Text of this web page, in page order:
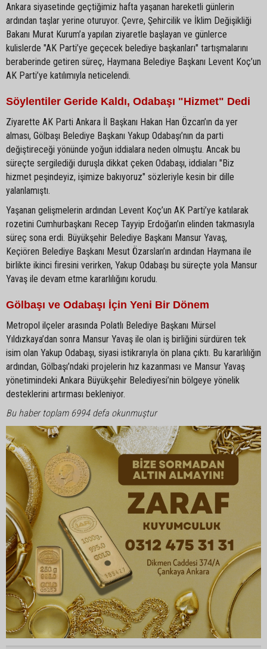
Ankara siyasetinde geçtiğimiz hafta yaşanan hareketli günlerin
ardından taşlar yerine oturuyor. Çevre, Şehircilik ve İklim Değişikliği
Bakanı Murat Kurum’a yapılan ziyaretle başlayan ve günlerce
kulislerde "AK Parti’ye geçecek belediye başkanları" tartışmalarını
beraberinde getiren süreç, Haymana Belediye Başkanı Levent Koç’un
AK Parti’ye katılımıyla neticelendi.
Söylentiler Geride Kaldı, Odabaşı "Hizmet" Dedi
Ziyarette AK Parti Ankara İl Başkanı Hakan Han Özcan’ın da yer
alması, Gölbaşı Belediye Başkanı Yakup Odabaşı’nın da parti
değiştireceği yönünde yoğun iddialara neden olmuştu. Ancak bu
süreçte sergilediği duruşla dikkat çeken Odabaşı, iddiaları "Biz
hizmet peşindeyiz, işimize bakıyoruz" sözleriyle kesin bir dille
yalanlamıştı.
Yaşanan gelişmelerin ardından Levent Koç’un AK Parti’ye katılarak
rozetini Cumhurbaşkanı Recep Tayyip Erdoğan’ın elinden takmasıyla
süreç sona erdi. Büyükşehir Belediye Başkanı Mansur Yavaş,
Keçiören Belediye Başkanı Mesut Özarslan’ın ardından Haymana ile
birlikte ikinci firesini verirken, Yakup Odabaşı bu süreçte yola Mansur
Yavaş ile devam etme kararlılığını korudu.
Gölbaşı ve Odabaşı İçin Yeni Bir Dönem
Metropol ilçeler arasında Polatlı Belediye Başkanı Mürsel
Yıldızkaya’dan sonra Mansur Yavaş ile olan iş birliğini sürdüren tek
isim olan Yakup Odabaşı, siyasi istikrarıyla ön plana çıktı. Bu kararlılığın
ardından, Gölbaşı’ndaki projelerin hız kazanması ve Mansur Yavaş
yönetimindeki Ankara Büyükşehir Belediyesi’nin bölgeye yönelik
desteklerini artırması bekleniyor.
Bu haber toplam 6994 defa okunmuştur